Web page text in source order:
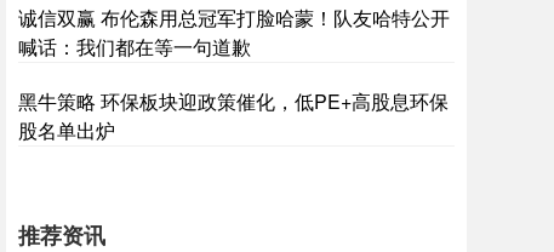
诚信双赢 布伦森用总冠军打脸哈蒙！队友哈特公开
喊话：我们都在等一句道歉
黑牛策略 环保板块迎政策催化，低PE+高股息环保
股名单出炉
推荐资讯